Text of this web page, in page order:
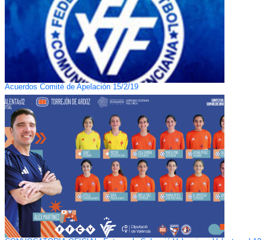
Acuerdos Comité de Apelación 15/2/19